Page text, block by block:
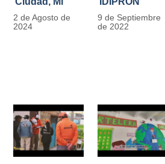
Casa
2 de Agosto de
2024
restauraron
más de 13.000
9 de Septiembre
de 2022